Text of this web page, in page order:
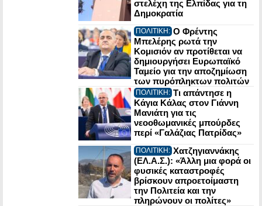
στελέχη της Ελπίδας για τη
Δημοκρατία
ΠΟΛΙΤΙΚΗ: Ο Φρέντης
Μπελέρης ρωτά την
Κομισιόν αν προτίθεται να
δημιουργήσει Ευρωπαϊκό
Ταμείο για την αποζημίωση
των πυρόπληκτων πολιτών
ΠΟΛΙΤΙΚΗ: Τι απάντησε η
Κάγια Κάλας στον Γιάννη
Μανιάτη για τις
νεοοθωμανικές μπούρδες
περί «Γαλάζιας Πατρίδας»
ΠΟΛΙΤΙΚΗ: Χατζηγιαννάκης
(ΕΛ.Α.Σ.): «Άλλη μια φορά οι
φυσικές καταστροφές
βρίσκουν απροετοίμαστη
την Πολιτεία και την
πληρώνουν οι πολίτες»